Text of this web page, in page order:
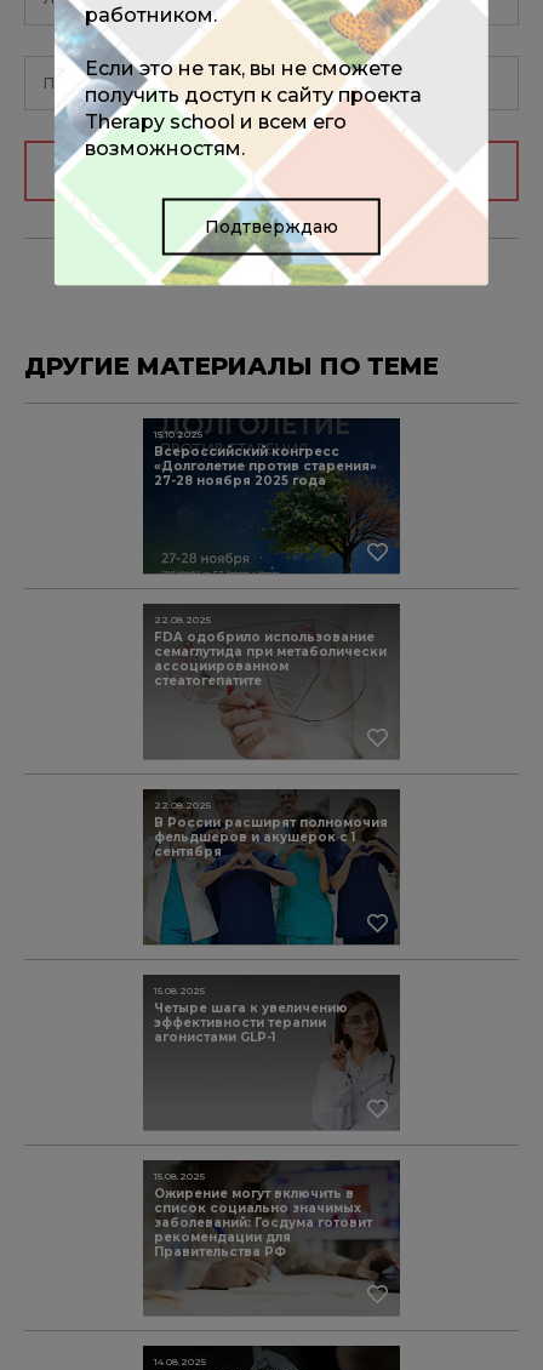
Авторизоваться
ДРУГИЕ МАТЕРИАЛЫ ПО ТЕМЕ
Всероссийский конгресс
«Долголетие против старения»
27-28 ноября 2025 года
15.10.2025
FDA одобрило использование
семаглутида при метаболически
ассоциированном
стеатогепатите
22.08.2025
В России расширят полномочия
фельдшеров и акушерок с 1
сентября
22.08.2025
Четыре шага к увеличению
эффективности терапии
агонистами GLP-1
15.08.2025
Ожирение могут включить в
список социально значимых
заболеваний: Госдума готовит
рекомендации для
Правительства РФ
15.08.2025
14.08.2025
работником.
Если это не так, вы не сможете
получить доступ к сайту проекта
Therapy school и всем его
возможностям.
Подтверждаю